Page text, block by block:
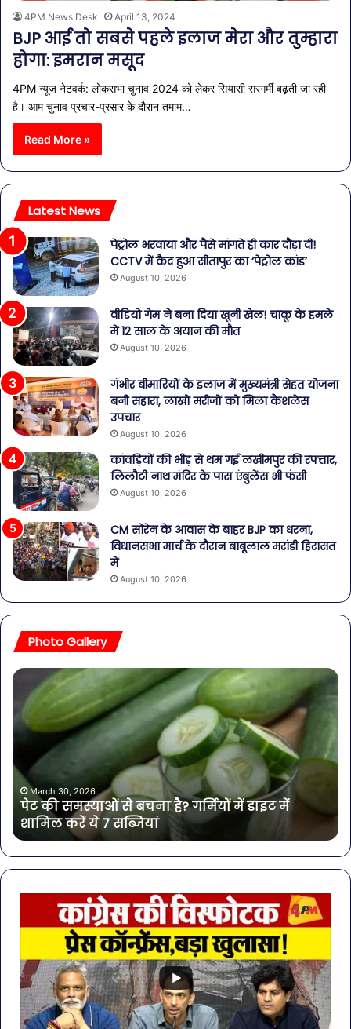
4PM News Desk April 13, 2024
BJP आई तो सबसे पहले इलाज मेरा और तुम्हारा
होगा: इमरान मसूद
4PM न्यूज़ नेटवर्क: लोकसभा चुनाव 2024 को लेकर सियासी सरगर्मी बढ़ती जा रही
है। आम चुनाव प्रचार-प्रसार के दौरान तमाम…
Read More »
Latest News
पेट्रोल भरवाया और पैसे मांगते ही कार दौड़ा दी!
CCTV में कैद हुआ सीतापुर का ‘पेट्रोल कांड’
August 10, 2026
वीडियो गेम ने बना दिया खूनी खेल! चाकू के हमले
में 12 साल के अयान की मौत
August 10, 2026
गंभीर बीमारियों के इलाज में मुख्यमंत्री सेहत योजना
बनी सहारा, लाखों मरीजों को मिला कैशलेस
उपचार
August 10, 2026
कांवड़ियों की भीड़ से थम गई लखीमपुर की रफ्तार,
लिलौटी नाथ मंदिर के पास एंबुलेंस भी फंसी
August 10, 2026
CM सोरेन के आवास के बाहर BJP का धरना,
विधानसभा मार्च के दौरान बाबूलाल मरांडी हिरासत
में
August 10, 2026
Photo Gallery
पेट
समस्याओं
से
गर्मियों
डाइट
शामिल
करें
ये
March 30, 2026
पेट की समस्याओं से बचना है? गर्मियों में डाइट में
शामिल करें ये 7 सब्जियां
के